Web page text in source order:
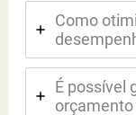
Como
É possível
orçamento